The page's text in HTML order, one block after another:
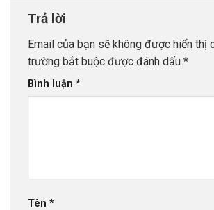
Trả lời
Email của bạn sẽ không được hiển thị
trường bắt buộc được đánh dấu *
Bình luận *
Tên *